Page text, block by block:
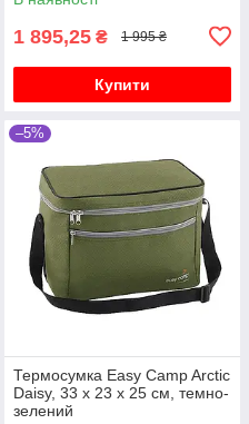
1 895,25 ₴ 1 995 ₴
Купити
–5%
Термосумка Easy Camp Arctic
Daisy, 33 x 23 x 25 см, темно-
зелений